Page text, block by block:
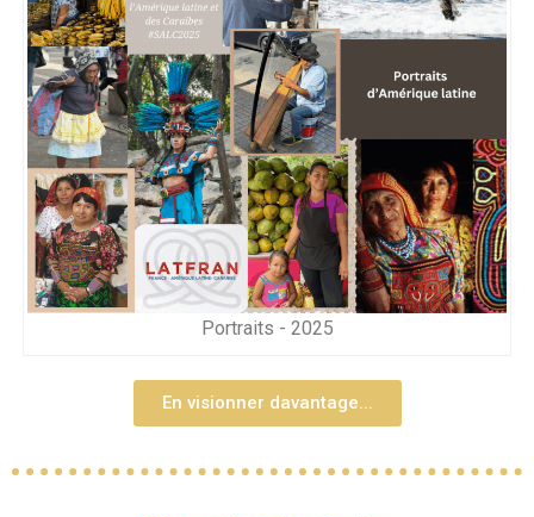
Portraits - 2025
En visionner davantage...